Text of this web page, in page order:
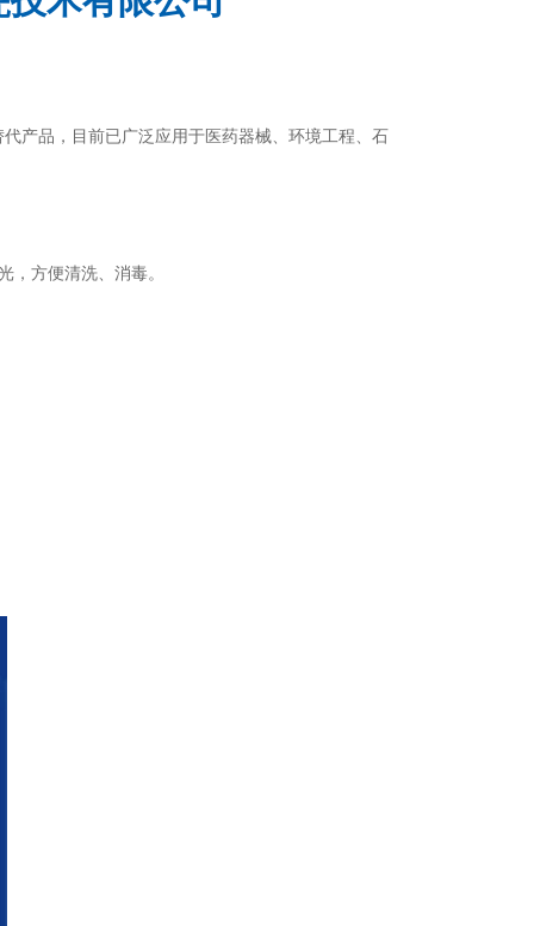
产品，目前已广泛应用于医药器械、环境工程、石
方便清洗、消毒。